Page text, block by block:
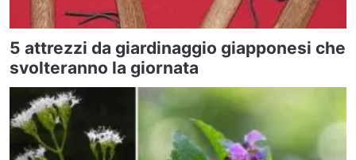
5 attrezzi da giardinaggio giapponesi che
svolteranno la giornata